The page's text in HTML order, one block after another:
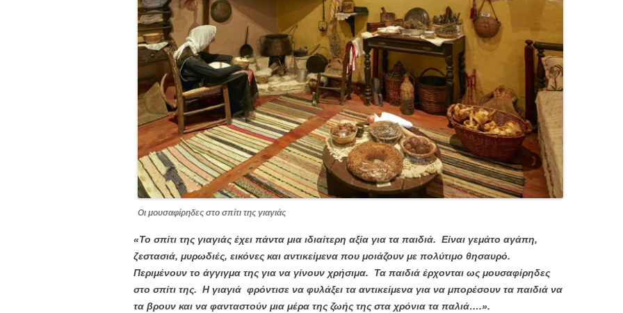
Οι μουσαφίρηδες στο σπίτι της γιαγιάς
«Το σπίτι της γιαγιάς έχει πάντα μια ιδιαίτερη αξία για τα παιδιά. Είναι γεμάτο αγάπη,
ζεστασιά, μυρωδιές, εικόνες και αντικείμενα που μοιάζουν με πολύτιμο θησαυρό.
Περιμένουν το άγγιγμα της για να γίνουν χρήσιμα. Τα παιδιά έρχονται ως μουσαφίρηδες
στο σπίτι της. Η γιαγιά φρόντισε να φυλάξει τα αντικείμενα για να μπορέσουν τα παιδιά να
τα βρουν και να φανταστούν μια μέρα της ζωής της στα χρόνια τα παλιά….».